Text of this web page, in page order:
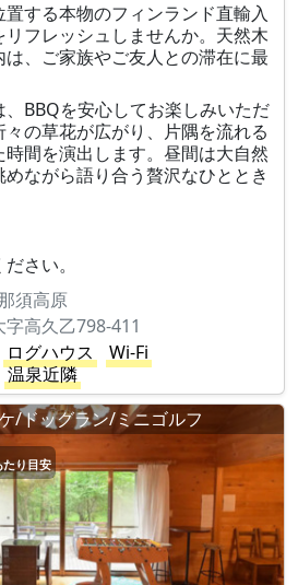
する本物のフィンランド直輸入
リフレッシュしませんか。天然木
、ご家族やご友人との滞在に最
BBQを安心してお楽しみいただ
の草花が広がり、片隅を流れる
間を演出します。昼間は大自然
ながら語り合う贅沢なひととき
さい。
須高原
高久乙798-411
ログハウス
Wi-Fi
温泉近隣
/ドッグラン/ミニゴルフ
たり目安